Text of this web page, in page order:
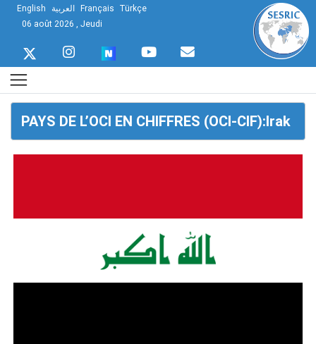
English العربية Français Türkçe
06 août 2026 , Jeudi
PAYS DE L’OCI EN CHIFFRES (OCI-CIF):Irak